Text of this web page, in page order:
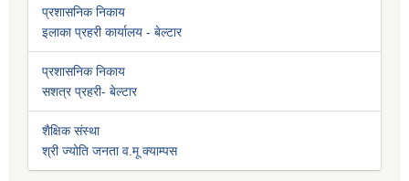
प्रशासनिक निकाय
इलाका प्रहरी कार्यालय - बेल्टार
प्रशासनिक निकाय
सशत्र प्रहरी- बेल्टार
शैक्षिक संस्था
श्री ज्योति जनता व.मू क्याम्पस